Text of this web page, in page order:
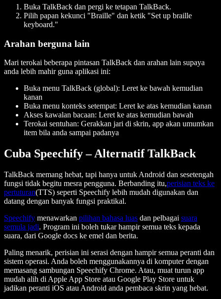
Buka TalkBack dan pergi ke tetapan TalkBack.
Pilih papan kekunci "Braille" dan ketik "Set up braille
keyboard."
Arahan berguna lain
Mari terokai beberapa pintasan TalkBack dan arahan lain supaya
anda lebih mahir guna aplikasi ini:
Buka menu TalkBack (global): Leret ke bawah kemudian
kanan
Buka menu konteks setempat: Leret ke atas kemudian kanan
Akses kawalan bacaan: Leret ke atas kemudian bawah
Terokai sentuhan: Gerakkan jari di skrin, app akan umumkan
item bila anda sampai padanya
Cuba Speechify – Alternatif TalkBack
TalkBack memang hebat, tapi hanya untuk Android dan sesetengah
fungsi tidak begitu mesra pengguna. Berbanding itu,perisian teks ke
pertuturan(TTS) seperti Speechify lebih mudah digunakan dan
datang dengan banyak fungsi praktikal.
Speechify menawarkan pilihan bahasa luas dan pelbagai suara
semula jadi. Program ini boleh tukar hampir semua teks kepada
suara, dari Google docs ke emel dan berita.
Paling menarik, perisian ini serasi dengan hampir semua peranti dan
sistem operasi. Anda boleh menggunakannya di komputer dengan
memasang sambungan Speechify Chrome. Atau, muat turun app
mudah alih di Apple App Store atau Google Play Store untuk
jadikan peranti iOS atau Android anda pembaca skrin yang hebat.